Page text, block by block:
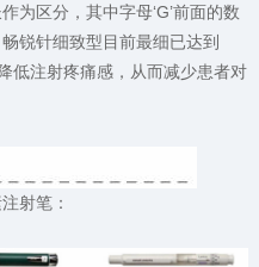
为区分，其中字母‘G’前面的数
锐针细致型目前最细已达到
低注射疼痛感，从而减少患者对
射笔：